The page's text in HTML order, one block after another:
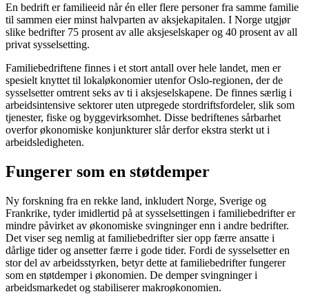
En bedrift er familieeid når én eller flere personer fra samme familie
til sammen eier minst halvparten av aksjekapitalen. I Norge utgjør
slike bedrifter 75 prosent av alle aksjeselskaper og 40 prosent av all
privat sysselsetting.
Familiebedriftene finnes i et stort antall over hele landet, men er
spesielt knyttet til lokaløkonomier utenfor Oslo-regionen, der de
sysselsetter omtrent seks av ti i aksjeselskapene. De finnes særlig i
arbeidsintensive sektorer uten utpregede stordriftsfordeler, slik som
tjenester, fiske og byggevirksomhet. Disse bedriftenes sårbarhet
overfor økonomiske konjunkturer slår derfor ekstra sterkt ut i
arbeidsledigheten.
Fungerer som en støtdemper
Ny forskning fra en rekke land, inkludert Norge, Sverige og
Frankrike, tyder imidlertid på at sysselsettingen i familiebedrifter er
mindre påvirket av økonomiske svingninger enn i andre bedrifter.
Det viser seg nemlig at familiebedrifter sier opp færre ansatte i
dårlige tider og ansetter færre i gode tider. Fordi de sysselsetter en
stor del av arbeidsstyrken, betyr dette at familiebedrifter fungerer
som en støtdemper i økonomien. De demper svingninger i
arbeidsmarkedet og stabiliserer makroøkonomien.